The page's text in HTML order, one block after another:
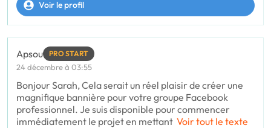
Voir le profil
Apsou PRO START
24 décembre à 03:55
Bonjour Sarah, Cela serait un réel plaisir de créer une
magnifique bannière pour votre groupe Facebook
professionnel. Je suis disponible pour commencer
immédiatement le projet en mettant Voir tout le texte